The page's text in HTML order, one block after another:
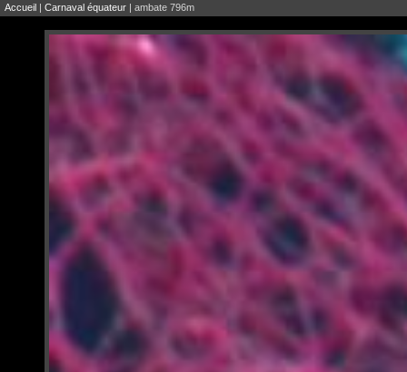
Accueil | Carnaval équateur | ambate 796m